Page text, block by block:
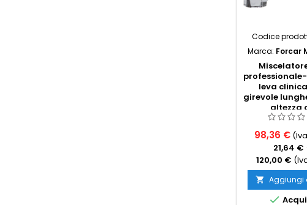
Codice
Marca: Forcar
leva
girevole
altezza
98,36 €
21,64 €
120,00 €
 Aggiungi
